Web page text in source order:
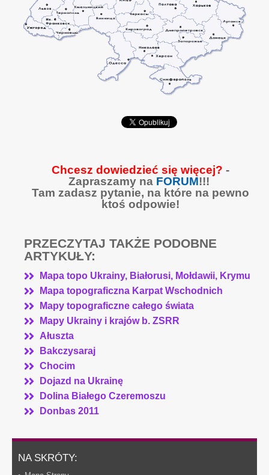
Chcesz dowiedzieć się więcej? -
Zapraszamy na FORUM!!!
Tam zadasz pytanie, na które na pewno
ktoś odpowie!
PRZECZYTAJ TAKŻE PODOBNE
ARTYKUŁY:
Mapa topo Ukrainy, Białorusi, Mołdawii, Krymu
Mapa topograficzna Karpat Wschodnich
Mapy topograficzne całego świata
Mapy Ukrainy i krajów b. ZSRR
Ałuszta
Bakczysaraj
Chocim
Dojazd na Ukrainę
Dolina Białego Czeremoszu
Donbas 2011
NA SKRÓTY: